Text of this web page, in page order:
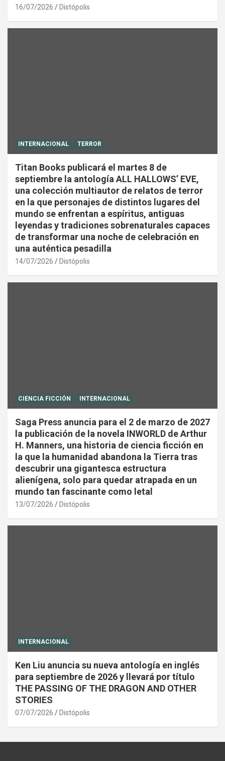
16/07/2026 Distópolis
INTERNACIONAL TERROR
Titan Books publicará el martes 8 de
septiembre la antología ALL HALLOWS’ EVE,
una colección multiautor de relatos de terror
en la que personajes de distintos lugares del
mundo se enfrentan a espíritus, antiguas
leyendas y tradiciones sobrenaturales capaces
de transformar una noche de celebración en
una auténtica pesadilla
14/07/2026 Distópolis
CIENCIA FICCIÓN INTERNACIONAL
Saga Press anuncia para el 2 de marzo de 2027
la publicación de la novela INWORLD de Arthur
H. Manners, una historia de ciencia ficción en
la que la humanidad abandona la Tierra tras
descubrir una gigantesca estructura
alienígena, solo para quedar atrapada en un
mundo tan fascinante como letal
13/07/2026 Distópolis
INTERNACIONAL
Ken Liu anuncia su nueva antología en inglés
para septiembre de 2026 y llevará por título
THE PASSING OF THE DRAGON AND OTHER
STORIES
07/07/2026 Distópolis